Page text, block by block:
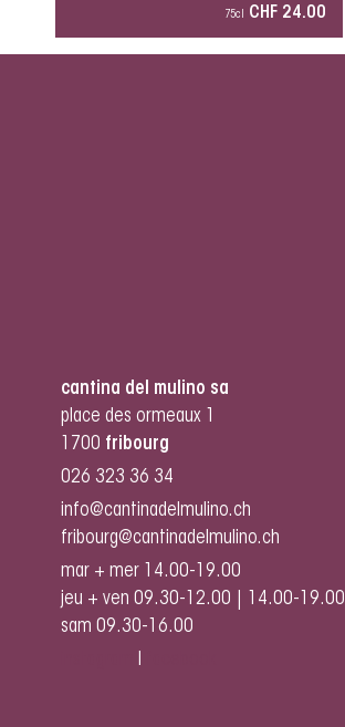
75cl CHF 24.00
cantina del mulino sa
place des ormeaux 1
1700 fribourg
026 323 36 34
info@cantinadelmulino.ch
fribourg@cantinadelmulino.ch
mar + mer 14.00-19.00
jeu + ven 09.30-12.00 | 14.00-19.00
sam 09.30-16.00